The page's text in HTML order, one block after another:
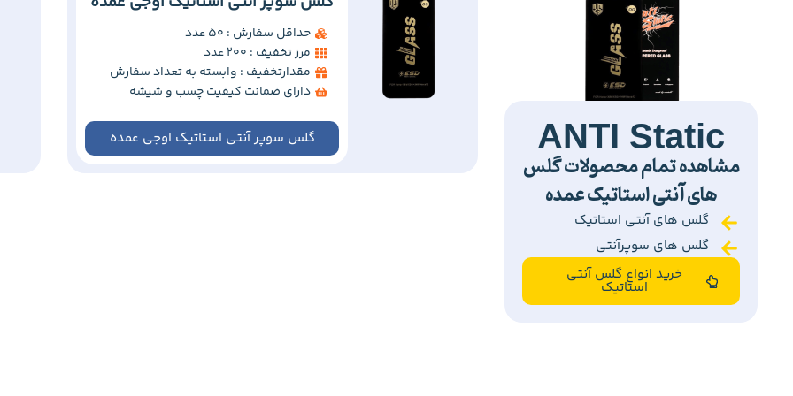
ANTI Static
مشاهده تمام محصولات گلس
های آنتی استاتیک عمده
گلس های آنتی استاتیک
گلس های سوپرآنتی
خرید انواع گلس آنتی
استاتیک
حداقل سفارش : 50 عدد
مرز تخفیف : 200 عدد
مقدارتخفیف : وابسته به تعداد سفارش
دارای ضمانت کیفیت چسب و شیشه
گلس سوپر آنتی استاتیک اوجی عمده